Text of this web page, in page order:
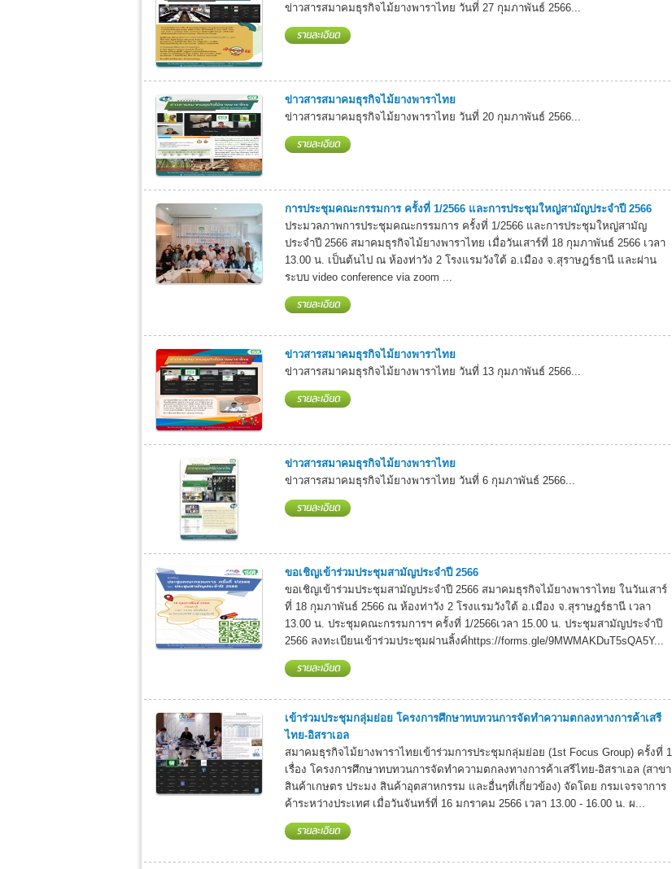
ข่าวสารสมาคมธุรกิจไม้ยางพาราไทย วันที่ 27 กุมภาพันธ์ 2566...
ข่าวสารสมาคมธุรกิจไม้ยางพาราไทย
ข่าวสารสมาคมธุรกิจไม้ยางพาราไทย วันที่ 20 กุมภาพันธ์ 2566...
การประชุมคณะกรรมการ ครั้งที่ 1/2566 และการประชุมใหญ่สามัญประจำปี 2566
ประมวลภาพการประชุมคณะกรรมการ ครั้งที่ 1/2566 และการประชุมใหญ่สามัญ
ประจำปี 2566 สมาคมธุรกิจไม้ยางพาราไทย เมื่อวันเสาร์ที่ 18 กุมภาพันธ์ 2566 เวลา
13.00 น. เป็นต้นไป ณ ห้องท่าวัง 2 โรงแรมวังใต้ อ.เมือง จ.สุราษฎร์ธานี และผ่าน
ระบบ video conference via zoom ...
ข่าวสารสมาคมธุรกิจไม้ยางพาราไทย
ข่าวสารสมาคมธุรกิจไม้ยางพาราไทย วันที่ 13 กุมภาพันธ์ 2566...
ข่าวสารสมาคมธุรกิจไม้ยางพาราไทย
ข่าวสารสมาคมธุรกิจไม้ยางพาราไทย วันที่ 6 กุมภาพันธ์ 2566...
ขอเชิญเข้าร่วมประชุมสามัญประจำปี 2566
ขอเชิญเข้าร่วมประชุมสามัญประจำปี 2566 สมาคมธุรกิจไม้ยางพาราไทย ในวันเสาร์
ที่ 18 กุมภาพันธ์ 2566 ณ ห้องท่าวัง 2 โรงแรมวังใต้ อ.เมือง จ.สุราษฎร์ธานี เวลา
13.00 น. ประชุมคณะกรรมการฯ ครั้งที่ 1/2566เวลา 15.00 น. ประชุมสามัญประจำปี
2566 ลงทะเบียนเข้าร่วมประชุมผ่านลิ้งค์https://forms.gle/9MWMAKDuT5sQA5Y...
เข้าร่วมประชุมกลุ่มย่อย โครงการศึกษาทบทวนการจัดทำความตกลงทางการค้าเสรี
ไทย-อิสราเอล
สมาคมธุรกิจไม้ยางพาราไทยเข้าร่วมการประชุมกลุ่มย่อย (1st Focus Group) ครั้งที่ 1
เรื่อง โครงการศึกษาทบทวนการจัดทำความตกลงทางการค้าเสรีไทย-อิสราเอล (สาขา
สินค้าเกษตร ประมง สินค้าอุตสาหกรรม และอื่นๆที่เกี่ยวข้อง) จัดโดย กรมเจรจาการ
ค้าระหว่างประเทศ เมื่อวันจันทร์ที่ 16 มกราคม 2566 เวลา 13.00 - 16.00 น. ผ...